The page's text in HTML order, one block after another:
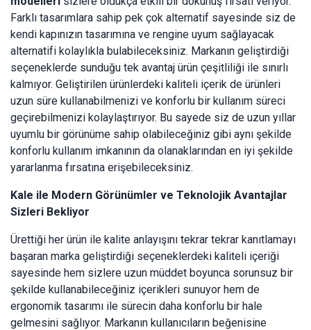
Farklı tasarımlara sahip pek çok alternatif sayesinde siz de
kendi kapınızın tasarımına ve rengine uyum sağlayacak
alternatifi kolaylıkla bulabileceksiniz. Markanın geliştirdiği
seçeneklerde sunduğu tek avantaj ürün çeşitliliği ile sınırlı
kalmıyor. Geliştirilen ürünlerdeki kaliteli içerik de ürünleri
uzun süre kullanabilmenizi ve konforlu bir kullanım süreci
geçirebilmenizi kolaylaştırıyor. Bu sayede siz de uzun yıllar
uyumlu bir görünüme sahip olabileceğiniz gibi aynı şekilde
konforlu kullanım imkanının da olanaklarından en iyi şekilde
yararlanma fırsatına erişebileceksiniz.
Kale ile Modern Görünümler ve Teknolojik Avantajlar
Sizleri Bekliyor
Ürettiği her ürün ile kalite anlayışını tekrar tekrar kanıtlamayı
başaran marka geliştirdiği seçeneklerdeki kaliteli içeriği
sayesinde hem sizlere uzun müddet boyunca sorunsuz bir
şekilde kullanabileceğiniz içerikleri sunuyor hem de
ergonomik tasarımı ile sürecin daha konforlu bir hale
gelmesini sağlıyor. Markanın kullanıcıların beğenisine